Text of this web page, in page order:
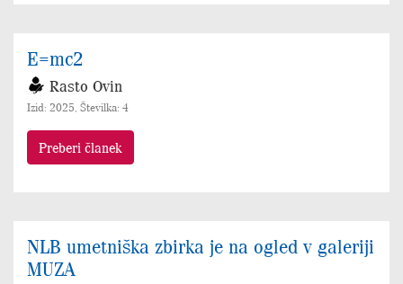
E=mc2
Rasto Ovin
Izid: 2025, Številka: 4
Preberi članek
NLB umetniška zbirka je na ogled v galeriji
MUZA